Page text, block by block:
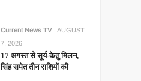
Current News TV
AUGUST
7, 2026
17 अगस्त से सूर्य-केतु मिलन,
सिंह समेत तीन राशियों की